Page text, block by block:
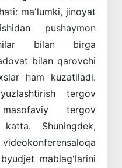
maʼlumki, jinoyat
pushaymon
bilan birga
bilan qarovchi
ham kuzatiladi.
tergov
tergov
Shuningdek,
mablagʻlarini